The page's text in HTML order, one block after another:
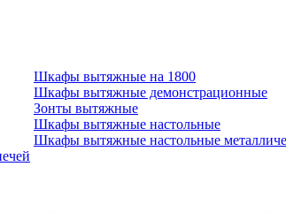
Шкафы вытяжные на 1800
Шкафы вытяжные демонстрационные
Зонты вытяжные
Шкафы вытяжные настольные
Шкафы вытяжные настольные